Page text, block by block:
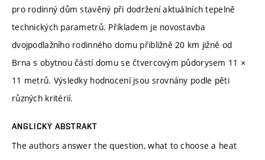
pro rodinný dům stavěný při dodržení aktuálních tepelně
technických parametrů. Příkladem je novostavba
dvojpodlažního rodinného domu přibližně 20 km jižně od
Brna s obytnou částí domu se čtvercovým půdorysem 11 ×
11 metrů. Výsledky hodnocení jsou srovnány podle pěti
různých kritérií.
ANGLICKÝ ABSTRAKT
The authors answer the question, what to choose a heat